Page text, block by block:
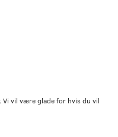
Vi vil være glade for hvis du vil